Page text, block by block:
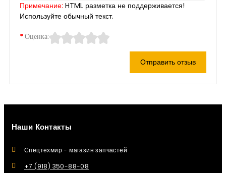
Примечание: HTML разметка не поддерживается!
Используйте обычный текст.
Оценка:
Отправить отзыв
Наши Контакты
Спецтехмир - магазин запчастей
+7 (918) 350-88-08